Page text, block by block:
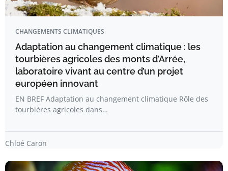
CHANGEMENTS CLIMATIQUES
Adaptation au changement climatique : les
tourbières agricoles des monts d’Arrée,
laboratoire vivant au centre d’un projet
européen innovant
EN BREF Adaptation au changement climatique Rôle des
tourbières agricoles dans…
Chloé Caron